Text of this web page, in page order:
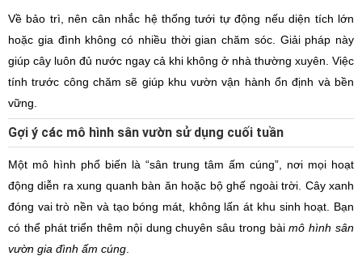
Về bảo trì, nên cân nhắc hệ thống tưới tự động nếu diện tích lớn
hoặc gia đình không có nhiều thời gian chăm sóc. Giải pháp này
giúp cây luôn đủ nước ngay cả khi không ở nhà thường xuyên. Việc
tính trước công chăm sẽ giúp khu vườn vận hành ổn định và bền
vững.
Gợi ý các mô hình sân vườn sử dụng cuối tuần
Một mô hình phổ biến là “sân trung tâm ấm cúng”, nơi mọi hoạt
động diễn ra xung quanh bàn ăn hoặc bộ ghế ngoài trời. Cây xanh
đóng vai trò nền và tạo bóng mát, không lấn át khu sinh hoạt. Bạn
có thể phát triển thêm nội dung chuyên sâu trong bàimô hình sân
vườn gia đình ấm cúng